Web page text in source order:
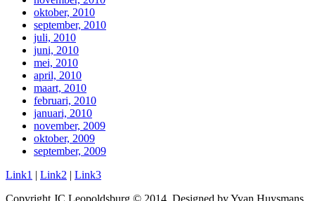
oktober, 2010
september, 2010
juli, 2010
juni, 2010
mei, 2010
april, 2010
maart, 2010
februari, 2010
januari, 2010
november, 2009
oktober, 2009
september, 2009
Link1 | Link2 | Link3
Copyright JC Leopoldsburg © 2014. Designed by Yvan Huysmans.